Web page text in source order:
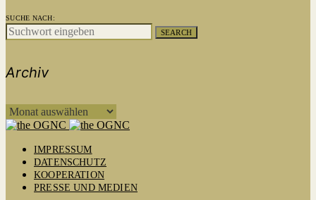
SUCHE NACH:
SEARCH
Archiv
ARCHIV
IMPRESSUM
DATENSCHUTZ
KOOPERATION
PRESSE UND MEDIEN